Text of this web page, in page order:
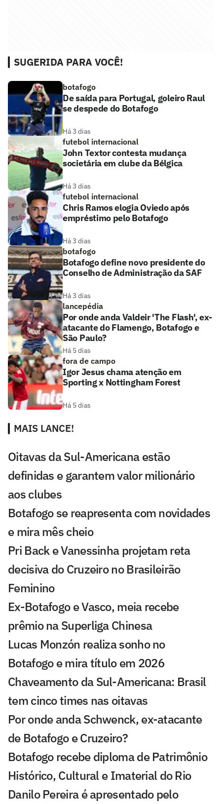
SUGERIDA PARA VOCÊ!
botafogo
De saída para Portugal, goleiro Raul
se despede do Botafogo
Há 3 dias
futebol internacional
John Textor contesta mudança
societária em clube da Bélgica
Há 3 dias
futebol internacional
Chris Ramos elogia Oviedo após
empréstimo pelo Botafogo
Há 3 dias
botafogo
Botafogo define novo presidente do
Conselho de Administração da SAF
Há 3 dias
lancepédia
Por onde anda Valdeir 'The Flash', ex-
atacante do Flamengo, Botafogo e
São Paulo?
Há 5 dias
fora de campo
Igor Jesus chama atenção em
Sporting x Nottingham Forest
Há 5 dias
MAIS LANCE!
Oitavas da Sul-Americana estão
definidas e garantem valor milionário
aos clubes
Botafogo se reapresenta com novidades
e mira mês cheio
Pri Back e Vanessinha projetam reta
decisiva do Cruzeiro no Brasileirão
Feminino
Ex-Botafogo e Vasco, meia recebe
prêmio na Superliga Chinesa
Lucas Monzón realiza sonho no
Botafogo e mira título em 2026
Chaveamento da Sul-Americana: Brasil
tem cinco times nas oitavas
Por onde anda Schwenck, ex-atacante
de Botafogo e Cruzeiro?
Botafogo recebe diploma de Patrimônio
Histórico, Cultural e Imaterial do Rio
Danilo Pereira é apresentado pelo